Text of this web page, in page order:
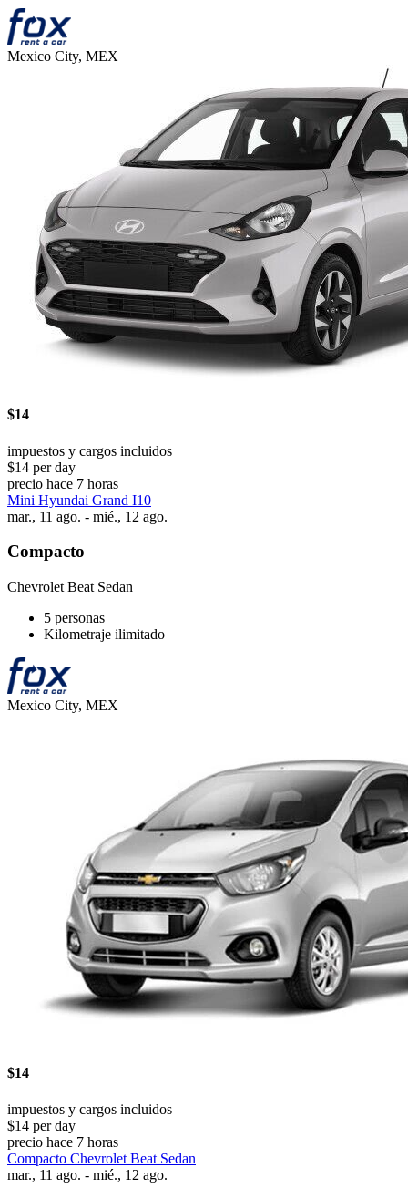
Mexico City, MEX
$14
impuestos y cargos incluidos
$14 per day
precio hace 7 horas
Mini Hyundai Grand I10
mar., 11 ago. - mié., 12 ago.
Compacto
Chevrolet Beat Sedan
5 personas
Kilometraje ilimitado
Mexico City, MEX
$14
impuestos y cargos incluidos
$14 per day
precio hace 7 horas
Compacto Chevrolet Beat Sedan
mar., 11 ago. - mié., 12 ago.